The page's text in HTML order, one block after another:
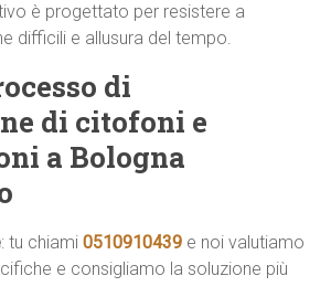
è progettato per resistere a
difficili e allusura del tempo.
di
di citofoni e
a Bologna
: tu chiami0510910439 e noi valutiamo
e consigliamo la soluzione più